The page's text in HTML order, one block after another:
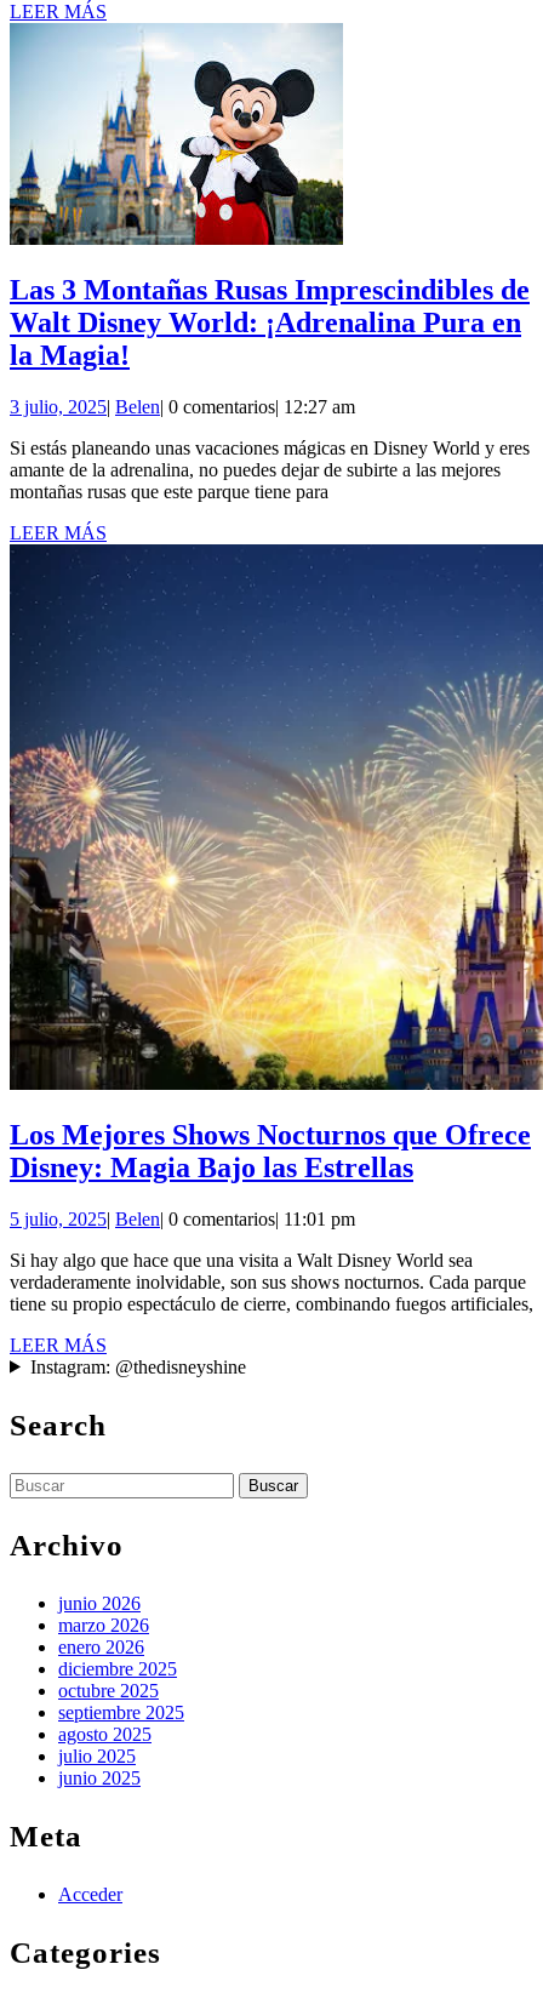
te
puedes
perder
LEER MÁS
MÁS
Las 3 Montañas Rusas Imprescindibles de
Walt Disney World: ¡Adrenalina Pura en
la Magia!
Montañas
Rusas
Imprescindibles
Walt
Disney
World:
¡Adrenalina
Pura
en
la
Magia!
3 julio, 20253
2025
| BelenBelen
| 0 comentarios| 12:27 am
Si estás planeando unas vacaciones mágicas en Disney World y eres
amante de la adrenalina, no puedes dejar de subirte a las mejores
montañas rusas que este parque tiene para
LEER MÁS
MÁS
Los Mejores Shows Nocturnos que Ofrece
Disney: Magia Bajo las EstrellasLos
Nocturnos
que
5 julio, 20255
2025
| BelenBelen
| 0 comentarios| 11:01 pm
Si hay algo que hace que una visita a Walt Disney World sea
verdaderamente inolvidable, son sus shows nocturnos. Cada parque
tiene su propio espectáculo de cierre, combinando fuegos artificiales,
LEER MÁS
MÁS
Instagram: @thedisneyshine
Search
Buscar:
Archivo
junio 2026
marzo 2026
enero 2026
diciembre 2025
octubre 2025
septiembre 2025
agosto 2025
julio 2025
junio 2025
Meta
Acceder
Categories